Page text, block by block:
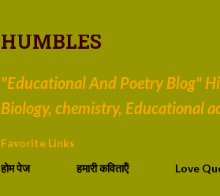
HUMBLES
"Educational And Poetry Blog"
Biology, chemistry, Educational
Favorite Links
होम पेज
हमारी कविताऍं Love